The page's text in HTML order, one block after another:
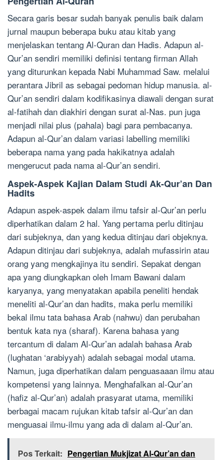
Secara garis besar sudah banyak penulis baik dalam
jurnal maupun beberapa buku atau kitab yang
menjelaskan tentang Al-Quran dan Hadis. Adapun al-
Qur’an sendiri memiliki definisi tentang firman Allah
yang diturunkan kepada Nabi Muhammad Saw. melalui
perantara Jibril as sebagai pedoman hidup manusia. al-
Qur’an sendiri dalam kodifikasinya diawali dengan surat
al-fatihah dan diakhiri dengan surat al-Nas. pun juga
menjadi nilai plus (pahala) bagi para pembacanya.
Adapun al-Qur’an dalam variasi labelling memiliki
beberapa nama yang pada hakikatnya adalah
mengerucut pada nama al-Qur’an sendiri.
Aspek-Aspek Kajian Dalam Studi Ak-Qur’an Dan
Hadits
Adapun aspek-aspek dalam ilmu tafsir al-Qur’an perlu
diperhatikan dalam 2 hal. Yang pertama perlu ditinjau
dari subjeknya, dan yang kedua ditinjau dari objeknya.
Adapun ditinjau dari subjeknya, adalah mufassirin atau
orang yang mengkajinya itu sendiri. Sepakat dengan
apa yang diungkapkan oleh Imam Bawani dalam
karyanya, yang menyatakan apabila peneliti hendak
meneliti al-Qur’an dan hadits, maka perlu memiliki
bekal ilmu tata bahasa Arab (nahwu) dan perubahan
bentuk kata nya (sharaf). Karena bahasa yang
tercantum di dalam Al-Qur’an adalah bahasa Arab
(lughatan ‘arabiyyah) adalah sebagai modal utama.
Namun, juga diperhatikan dalam penguasaaan ilmu atau
kompetensi yang lainnya. Menghafalkan al-Qur’an
(hafiz al-Qur’an) adalah prasyarat utama, memiliki
berbagai macam rujukan kitab tafsir al-Qur’an dan
menguasai ilmu-ilmu yang ada di dalam al-Qur’an.
Pos Terkait: Pengertian Mukjizat Al-Qur’an dan